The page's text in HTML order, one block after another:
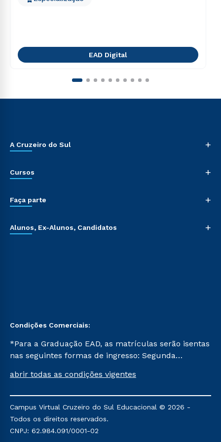
EAD Digital
A Cruzeiro do Sul +
Cursos +
Faça parte +
Alunos, Ex-Alunos, Candidatos +
Condições Comerciais:
*Para a Graduação EAD, as matrículas serão isentas
nas seguintes formas de ingresso: Segunda
Já para as demais, a taxa de matrícula será de R$
mencionadas são referentes aos cursos: Ensino
Religioso, Geografia para a Docência e Metodologia
do Ensino de História: Questões Atuais.
abrir todas as condições vigentes
Campus Virtual Cruzeiro do Sul Educacional © 2026 -
Todos os direitos reservados.
CNPJ: 62.984.091/0001-02